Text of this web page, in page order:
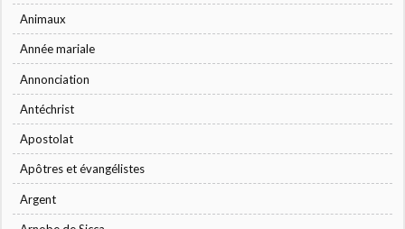
Animaux
Année mariale
Annonciation
Antéchrist
Apostolat
Apôtres et évangélistes
Argent